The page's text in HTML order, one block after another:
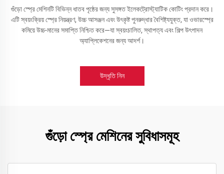
গুঁড়ো স্প্রে মেশিনটি বিভিন্ন ধাতব পৃষ্ঠের জন্য সুসঙ্গত ইলেকট্রোস্ট্যাটিক কোটিং প্রদান করে।
এটি স্বয়ংক্রিয় স্প্রে নিয়ন্ত্রণ, উচ্চ আসঞ্জন এবং উৎকৃষ্ট পুনরুদ্ধার বৈশিষ্ট্যযুক্ত, যা ওভারস্প্রে
কমিয়ে উচ্চ-মানের সমাপ্তি নিশ্চিত করে—যা স্বয়ংচালিত, স্থাপত্য এবং শিল্প উৎপাদন
অ্যাপ্লিকেশনের জন্য আদর্শ।
উদ্ধৃতি নিন
গুঁড়ো স্প্রে মেশিনের সুবিধাসমূহ